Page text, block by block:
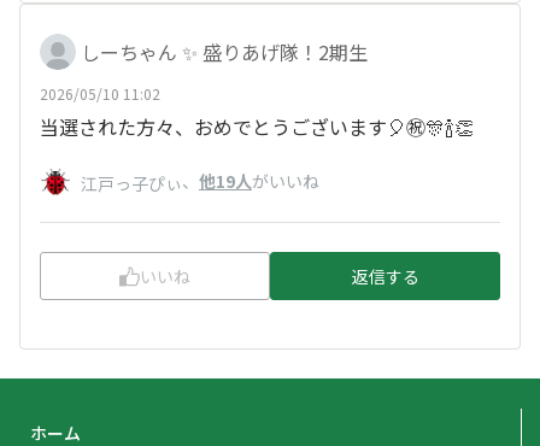
しーちゃん ✨ 盛りあげ隊！2期生
2026/05/10 11:02
当選された方々、おめでとうございます🎈㊗️🎊🍾👏
江戸っ子ぴぃ、 他19人がいいね
いいね 返信する
ホーム